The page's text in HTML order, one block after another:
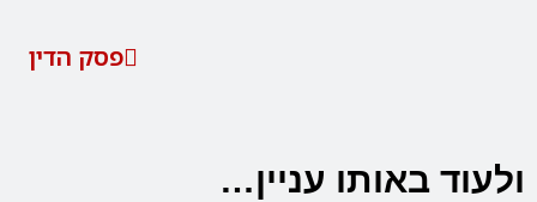
פסק הדין
ולעוד באותו עניין…